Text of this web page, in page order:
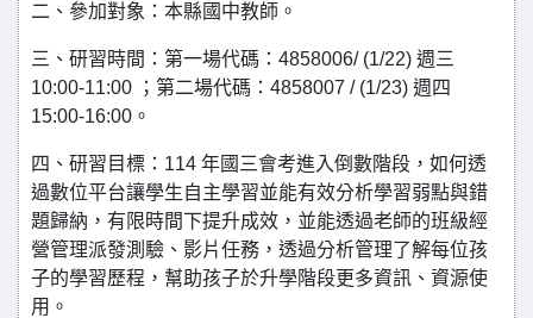
二、參加對象：本縣國中教師。
三、研習時間：第一場代碼：4858006/ (1/22) 週三
10:00-11:00 ；第二場代碼：4858007 / (1/23) 週四
15:00-16:00。
四、研習目標：114 年國三會考進入倒數階段，如何透
過數位平台讓學生自主學習並能有效分析學習弱點與錯
題歸納，有限時間下提升成效，並能透過老師的班級經
營管理派發測驗、影片任務，透過分析管理了解每位孩
子的學習歷程，幫助孩子於升學階段更多資訊、資源使
用。